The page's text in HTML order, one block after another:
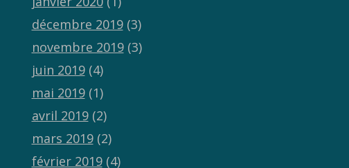
décembre 2019(3)
novembre 2019(3)
juin 2019(4)
mai 2019(1)
avril 2019(2)
mars 2019(2)
février 2019(4)